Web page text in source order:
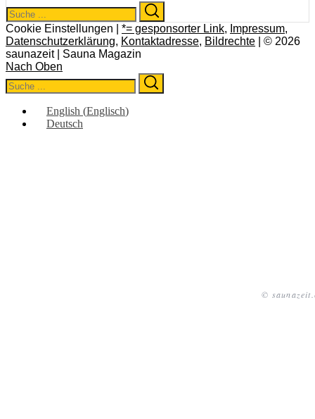
©
Search
for:
Cookie Einstellungen | *= gesponsorter Link, Impressum,
Datenschutzerklärung, Kontaktadresse, Bildrechte | © 2026
saunazeit | Sauna Magazin
Nach Oben
Search
for:
English (Englisch)
Deutsch